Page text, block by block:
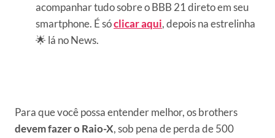
acompanhar tudo sobre o BBB 21 direto em seu
smartphone. É sóclicar aqui, depois na estrelinha
🌟 lá no News.
Para que você possa entender melhor, os brothers
devem fazer o Raio-X, sob pena de perda de 500